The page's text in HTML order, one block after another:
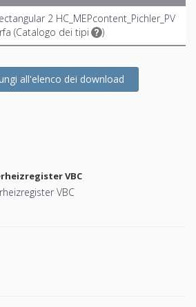
2 HC_MEPcontent_Pichler_PV
(Catalogo dei tipi )
all'elenco dei download
VBC
VBC